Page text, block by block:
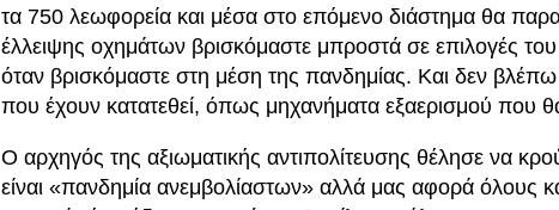
τα 750 λεωφορεία και μέσα στο επόμενο διάστημα θα
έλλειψης οχημάτων βρισκόμαστε μπροστά σε επιλογές
όταν βρισκόμαστε στη μέση της πανδημίας. Και δεν βλέπω
που έχουν κατατεθεί, όπως μηχανήματα εξαερισμού που
Ο αρχηγός της αξιωματικής αντιπολίτευσης θέλησε να
είναι «πανδημία ανεμβολίαστων» αλλά μας αφορά όλους